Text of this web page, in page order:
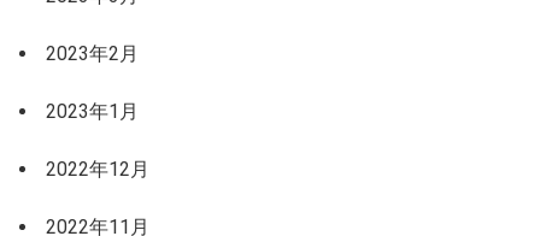
2023年2月
2023年1月
2022年12月
2022年11月